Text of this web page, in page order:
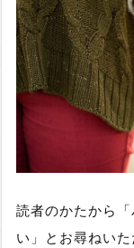
読者のかたから
い」とお尋ねいた